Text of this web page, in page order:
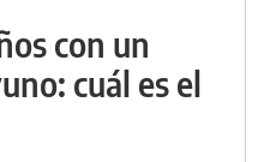
con un
cuál es el